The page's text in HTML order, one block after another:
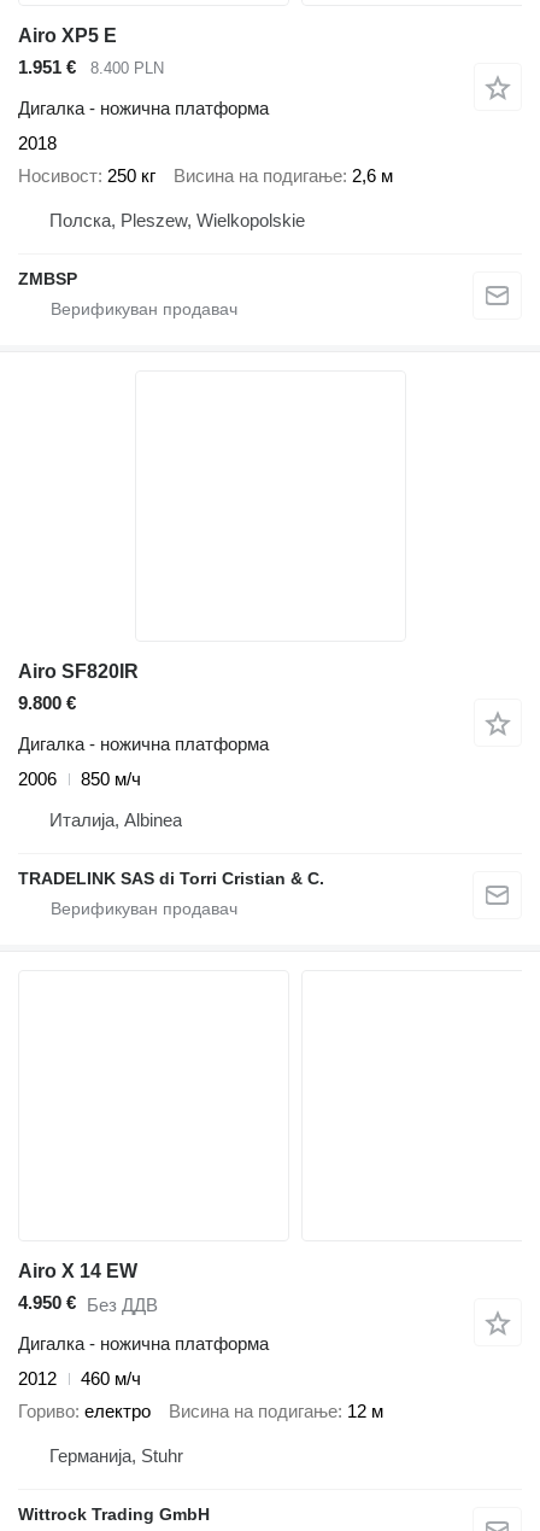
Airo XP5 E
1.951 €
8.400 PLN
Дигалка - ножична платформа
2018
Носивост 250 кг Висина на подигање 2,6 м
Полска, Pleszew, Wielkopolskie
ZMBSP
Airo SF820IR
9.800 €
Дигалка - ножична платформа
2006
850 м/ч
Италија, Albinea
TRADELINK SAS di Torri Cristian & C.
Airo X 14 EW
4.950 € Без ДДВ
Дигалка - ножична платформа
2012
460 м/ч
Гориво електро Висина на подигање 12 м
Германија, Stuhr
Wittrock Trading GmbH